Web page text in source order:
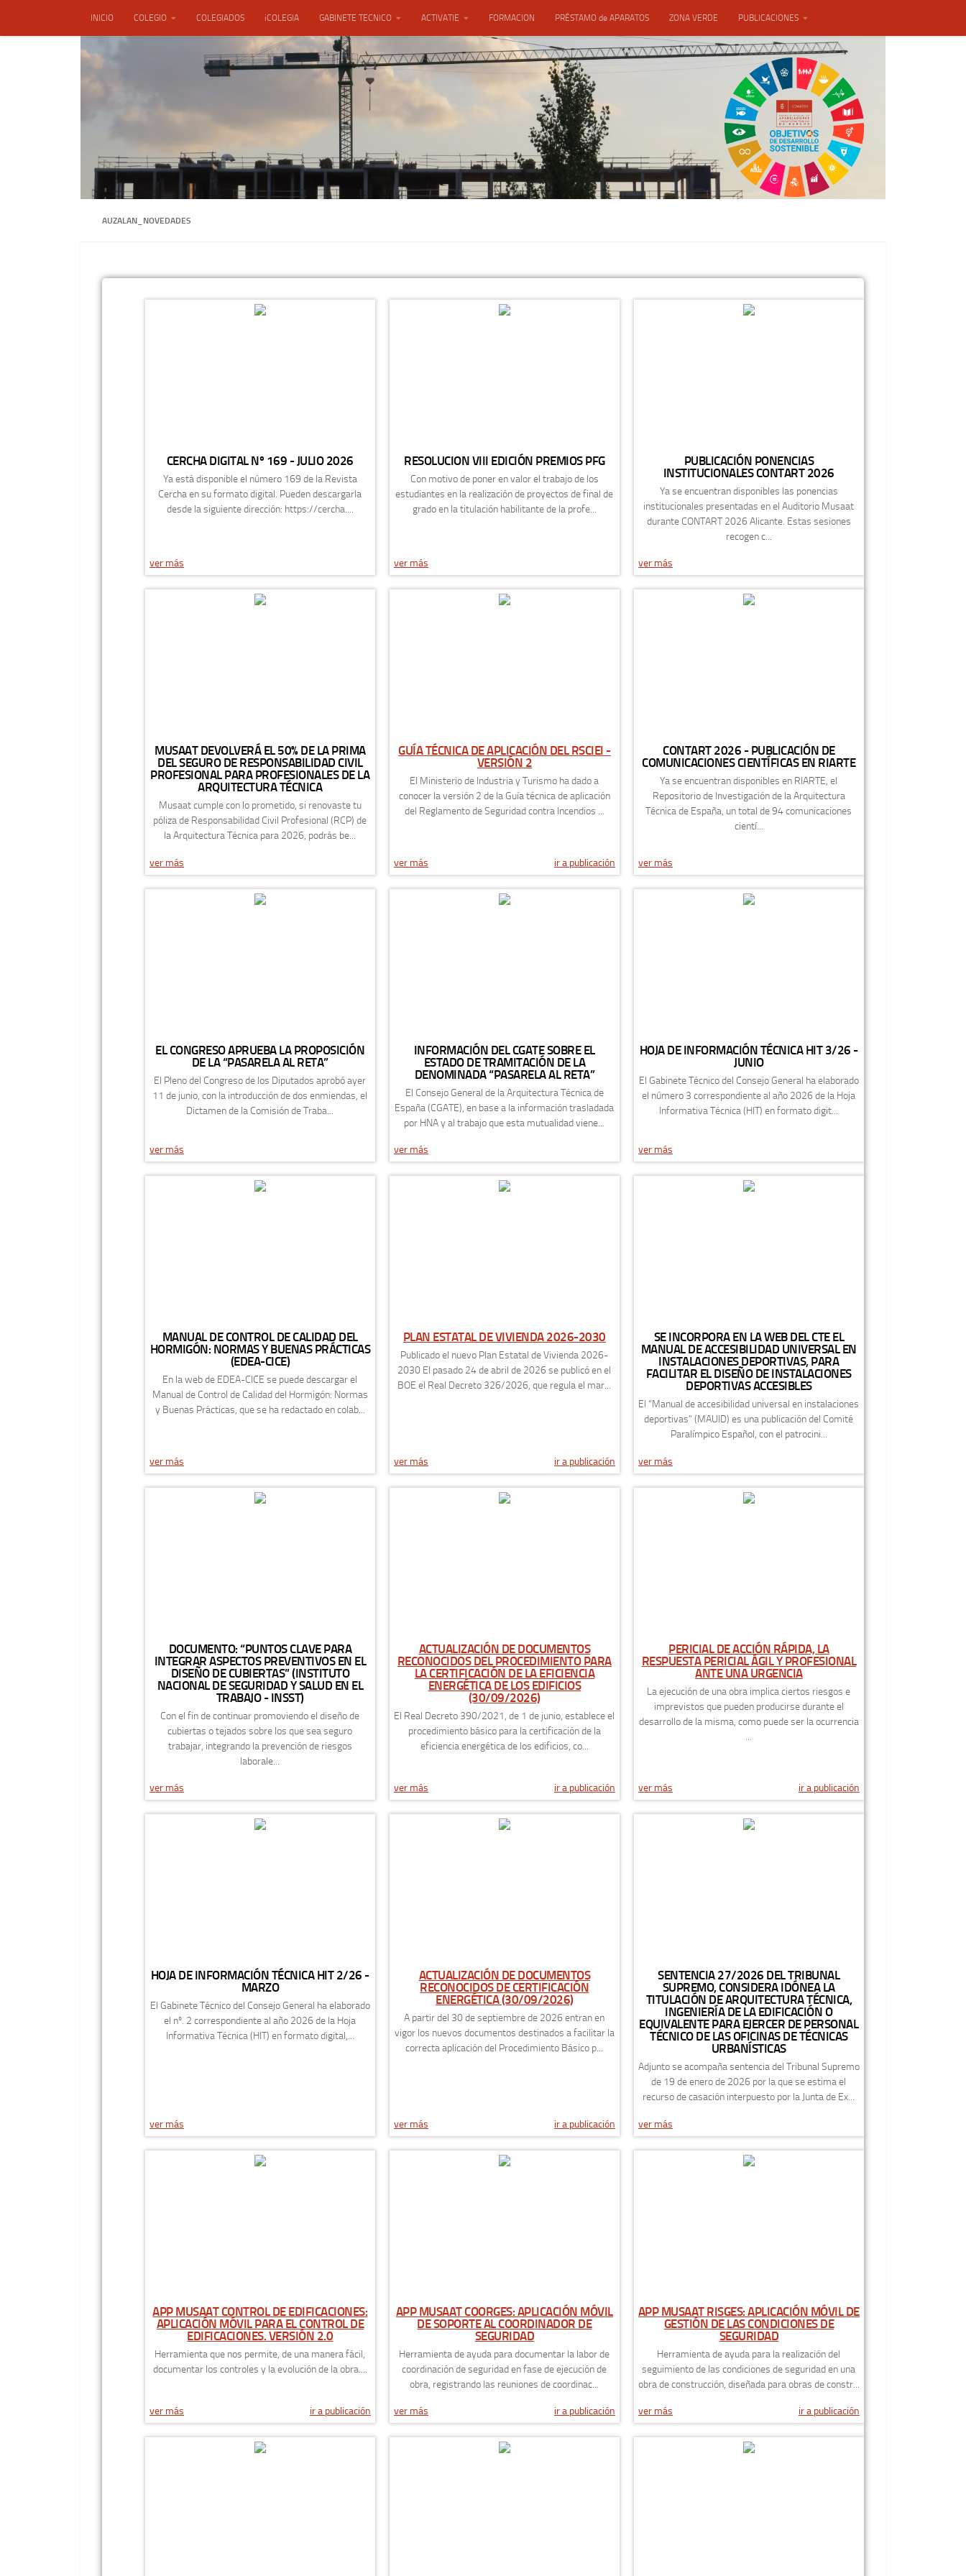
INICIO COLEGIO COLEGIADOS iCOLEGIA GABINETE TECNICO ACTIVATIE FORMACION PRÉSTAMO de APARATOS ZONA VERDE PUBLICACIONES
ENSACON, S.L.
AUZALAN_NOVEDADES
CERCHA DIGITAL Nº 169 - JULIO 2026
Ya está disponible el número 169 de la Revista
Cercha en su formato digital. Pueden descargarla
desde la siguiente dirección: https://cercha....
ver más
RESOLUCION VIII EDICIÓN PREMIOS PFG
Con motivo de poner en valor el trabajo de los
estudiantes en la realización de proyectos de final de
grado en la titulación habilitante de la profe...
ver más
PUBLICACIÓN PONENCIAS
INSTITUCIONALES CONTART 2026
Ya se encuentran disponibles las ponencias
institucionales presentadas en el Auditorio Musaat
durante CONTART 2026 Alicante. Estas sesiones
recogen c...
ver más
MUSAAT DEVOLVERÁ EL 50% DE LA PRIMA
DEL SEGURO DE RESPONSABILIDAD CIVIL
PROFESIONAL PARA PROFESIONALES DE LA
ARQUITECTURA TÉCNICA
Musaat cumple con lo prometido, si renovaste tu
póliza de Responsabilidad Civil Profesional (RCP) de
la Arquitectura Técnica para 2026, podrás be...
ver más
GUÍA TÉCNICA DE APLICACIÓN DEL RSCIEI -
VERSIÓN 2
El Ministerio de Industria y Turismo ha dado a
conocer la versión 2 de la Guía técnica de aplicación
del Reglamento de Seguridad contra Incendios ...
ver más ir a publicación
CONTART 2026 - PUBLICACIÓN DE
COMUNICACIONES CIENTÍFICAS EN RIARTE
Ya se encuentran disponibles en RIARTE, el
Repositorio de Investigación de la Arquitectura
Técnica de España, un total de 94 comunicaciones
cientí...
ver más
EL CONGRESO APRUEBA LA PROPOSICIÓN
DE LA “PASARELA AL RETA”
El Pleno del Congreso de los Diputados aprobó ayer
11 de junio, con la introducción de dos enmiendas, el
Dictamen de la Comisión de Traba...
ver más
INFORMACIÓN DEL CGATE SOBRE EL
ESTADO DE TRAMITACIÓN DE LA
DENOMINADA “PASARELA AL RETA”
El Consejo General de la Arquitectura Técnica de
España (CGATE), en base a la información trasladada
por HNA y al trabajo que esta mutualidad viene...
ver más
HOJA DE INFORMACIÓN TÉCNICA HIT 3/26 -
JUNIO
El Gabinete Técnico del Consejo General ha elaborado
el número 3 correspondiente al año 2026 de la Hoja
Informativa Técnica (HIT) en formato digit...
ver más
MANUAL DE CONTROL DE CALIDAD DEL
HORMIGÓN: NORMAS Y BUENAS PRÁCTICAS
(EDEA-CICE)
En la web de EDEA-CICE se puede descargar el
Manual de Control de Calidad del Hormigón: Normas
y Buenas Prácticas, que se ha redactado en colab...
ver más
PLAN ESTATAL DE VIVIENDA 2026-2030
Publicado el nuevo Plan Estatal de Vivienda 2026-
2030 El pasado 24 de abril de 2026 se publicó en el
BOE el Real Decreto 326/2026, que regula el mar...
ver más ir a publicación
SE INCORPORA EN LA WEB DEL CTE EL
MANUAL DE ACCESIBILIDAD UNIVERSAL EN
INSTALACIONES DEPORTIVAS, PARA
FACILITAR EL DISEÑO DE INSTALACIONES
DEPORTIVAS ACCESIBLES
El “Manual de accesibilidad universal en instalaciones
deportivas” (MAUID) es una publicación del Comité
Paralímpico Español, con el patrocini...
ver más
DOCUMENTO: “PUNTOS CLAVE PARA
INTEGRAR ASPECTOS PREVENTIVOS EN EL
DISEÑO DE CUBIERTAS” (INSTITUTO
NACIONAL DE SEGURIDAD Y SALUD EN EL
TRABAJO - INSST)
Con el fin de continuar promoviendo el diseño de
cubiertas o tejados sobre los que sea seguro
trabajar, integrando la prevención de riesgos
laborale...
ver más
ACTUALIZACIÓN DE DOCUMENTOS
RECONOCIDOS DEL PROCEDIMIENTO PARA
LA CERTIFICACIÓN DE LA EFICIENCIA
ENERGÉTICA DE LOS EDIFICIOS
(30/09/2026)
El Real Decreto 390/2021, de 1 de junio, establece el
procedimiento básico para la certificación de la
eficiencia energética de los edificios, co...
ver más ir a publicación
PERICIAL DE ACCIÓN RÁPIDA, LA
RESPUESTA PERICIAL ÁGIL Y PROFESIONAL
ANTE UNA URGENCIA
La ejecución de una obra implica ciertos riesgos e
imprevistos que pueden producirse durante el
desarrollo de la misma, como puede ser la ocurrencia
ver más ir a publicación
HOJA DE INFORMACIÓN TÉCNICA HIT 2/26 -
MARZO
El Gabinete Técnico del Consejo General ha elaborado
el nº. 2 correspondiente al año 2026 de la Hoja
Informativa Técnica (HIT) en formato digital,...
ver más
ACTUALIZACIÓN DE DOCUMENTOS
RECONOCIDOS DE CERTIFICACIÓN
ENERGÉTICA (30/09/2026)
A partir del 30 de septiembre de 2026 entran en
vigor los nuevos documentos destinados a facilitar la
correcta aplicación del Procedimiento Básico p...
ver más ir a publicación
SENTENCIA 27/2026 DEL TRIBUNAL
SUPREMO, CONSIDERA IDÓNEA LA
TITULACIÓN DE ARQUITECTURA TÉCNICA,
INGENIERÍA DE LA EDIFICACIÓN O
EQUIVALENTE PARA EJERCER DE PERSONAL
TÉCNICO DE LAS OFICINAS DE TÉCNICAS
URBANÍSTICAS
Adjunto se acompaña sentencia del Tribunal Supremo
de 19 de enero de 2026 por la que se estima el
recurso de casación interpuesto por la Junta de Ex...
ver más
APP MUSAAT CONTROL DE EDIFICACIONES:
APLICACIÓN MÓVIL PARA EL CONTROL DE
EDIFICACIONES. VERSIÓN 2.0
Herramienta que nos permite, de una manera fácil,
documentar los controles y la evolución de la obra....
ver más ir a publicación
APP MUSAAT COORGES: APLICACIÓN MÓVIL
DE SOPORTE AL COORDINADOR DE
SEGURIDAD
Herramienta de ayuda para documentar la labor de
coordinación de seguridad en fase de ejecución de
obra, registrando las reuniones de coordinac...
ver más ir a publicación
APP MUSAAT RISGES: APLICACIÓN MÓVIL DE
GESTIÓN DE LAS CONDICIONES DE
SEGURIDAD
Herramienta de ayuda para la realización del
seguimiento de las condiciones de seguridad en una
obra de construcción, diseñada para obras de constr...
ver más ir a publicación